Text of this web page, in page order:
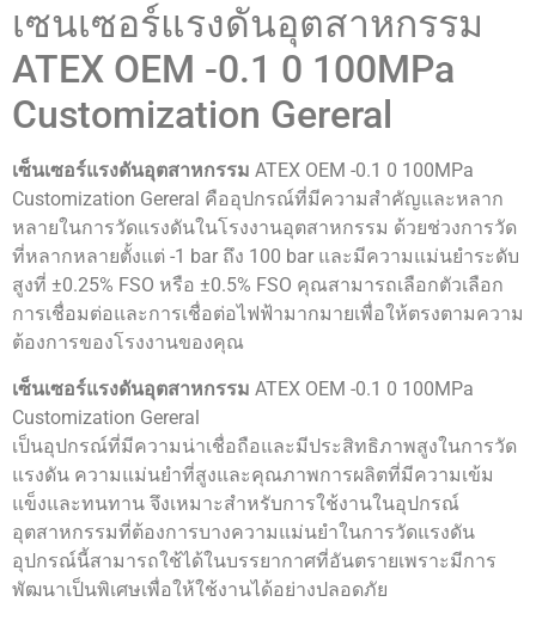
เซนเซอร์แรงดันอุตสาหกรรม
ATEX OEM -0.1 0 100MPa
Customization Gereral
เซ็นเซอร์แรงดันอุตสาหกรรม ATEX OEM -0.1 0 100MPa
Customization Gereral คืออุปกรณ์ที่มีความสำคัญและหลาก
หลายในการวัดแรงดันในโรงงานอุตสาหกรรม ด้วยช่วงการวัด
ที่หลากหลายตั้งแต่ -1 bar ถึง 100 bar และมีความแม่นยำระดับ
สูงที่ ±0.25% FSO หรือ ±0.5% FSO คุณสามารถเลือกตัวเลือก
การเชื่อมต่อและการเชื่อต่อไฟฟ้ามากมายเพื่อให้ตรงตามความ
ต้องการของโรงงานของคุณ
เซ็นเซอร์แรงดันอุตสาหกรรม ATEX OEM -0.1 0 100MPa
Customization Gereral
เป็นอุปกรณ์ที่มีความน่าเชื่อถือและมีประสิทธิภาพสูงในการวัด
แรงดัน ความแม่นยำที่สูงและคุณภาพการผลิตที่มีความเข้ม
แข็งและทนทาน จึงเหมาะสำหรับการใช้งานในอุปกรณ์
อุตสาหกรรมที่ต้องการบางความแม่นยำในการวัดแรงดัน
อุปกรณ์นี้สามารถใช้ได้ในบรรยากาศที่อันตรายเพราะมีการ
พัฒนาเป็นพิเศษเพื่อให้ใช้งานได้อย่างปลอดภัย